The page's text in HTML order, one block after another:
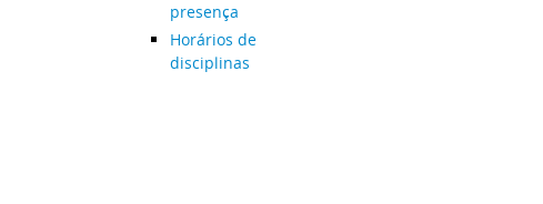
presença
Horários de
disciplinas